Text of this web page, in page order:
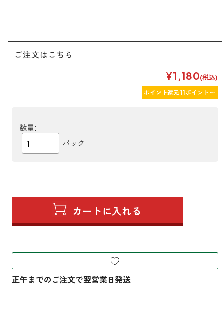
ご注文はこちら
¥1,180(税込)
ポイント還元 11ポイント〜
数量:
パック